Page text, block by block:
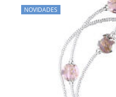
NOVIDADES